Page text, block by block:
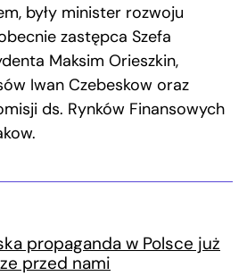
były minister rozwoju
zastępca Szefa
Maksim Orieszkin,
Iwan Czebeskow oraz
ds. Rynków Finansowych
propaganda w Polsce już
przed nami